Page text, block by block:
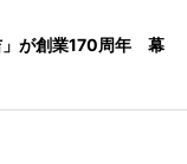
」が創業170周年 幕